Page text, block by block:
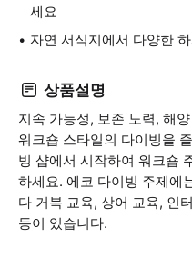
세요
자연 서식지에서 다양한
상품설명
지속 가능성, 보존 노력, 해
워크숍 스타일의 다이빙을
빙 샵에서 시작하여 워크숍
하세요. 에코 다이빙 주제에
다 거북 교육, 상어 교육, 인
등이 있습니다.